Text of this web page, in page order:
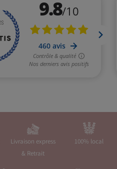
Livraison express
& Retrait
100% local